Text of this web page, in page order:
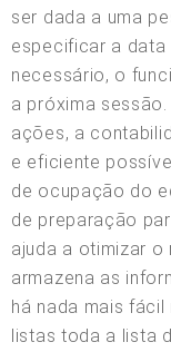
ser dada a uma
especificar a data
necessário, o
a próxima
ações, a
e eficiente
de ocupação do
de preparação
ajuda a otimizar
armazena as
há nada mais
listas toda a lista